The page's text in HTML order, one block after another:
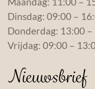
Dinsdag: 09:00 –
Donderdag: 13:00
Vrijdag: 09:00 –
Nieuwsbrief